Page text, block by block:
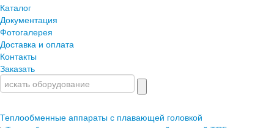
Каталог
Документация
Фотогалерея
Доставка и оплата
Контакты
Заказать
Теплообменные аппараты с плавающей головкой